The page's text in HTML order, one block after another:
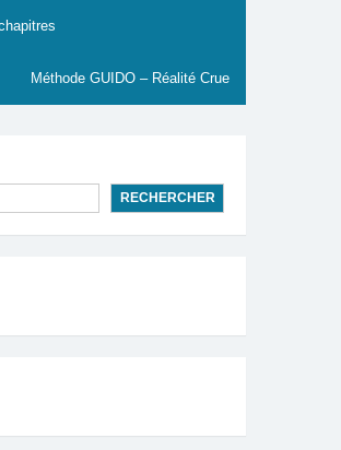
Méthode GUIDO – Réalité Crue
RECHERCHER